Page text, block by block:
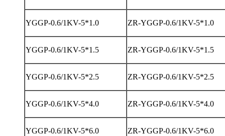
YGGP-0.6/1KV-5*1.0 ZR-YGGP-0.6/1KV-5*1.0
YGGP-0.6/1KV-5*1.5 ZR-YGGP-0.6/1KV-5*1.5
YGGP-0.6/1KV-5*2.5 ZR-YGGP-0.6/1KV-5*2.5
YGGP-0.6/1KV-5*4.0 ZR-YGGP-0.6/1KV-5*4.0
YGGP-0.6/1KV-5*6.0 ZR-YGGP-0.6/1KV-5*6.0